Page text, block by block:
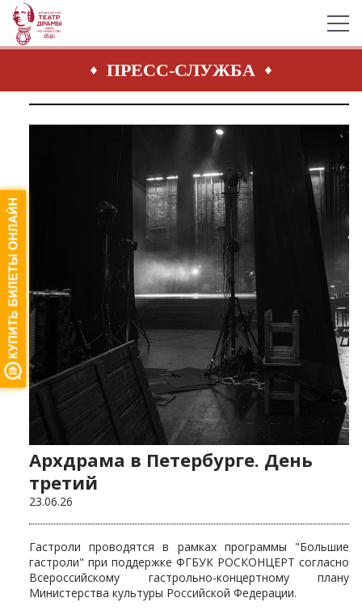
ПРЕСС-СЛУЖБА
Архдрама в Петербурге. День
третий
23.06.26
Гастроли проводятся в рамках программы "Большие
гастроли" при поддержке ФГБУК РОСКОНЦЕРТ согласно
Всероссийскому гастрольно-концертному плану
Министерства культуры Российской Федерации.